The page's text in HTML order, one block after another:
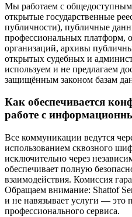
Мы работаем с
открытые государственные
публичности), публичные
профессиональных платформ,
организаций, архивы
открытых судебных и
используем и не предлагаем
защищённым законом базам
Как обеспечивается
работе с
Все коммуникации ведутся
использованием сквозного
исключительно через
обеспечивает полную
взаимодействия. Комиссия
Обращаем внимание: Shattof
и не навязывает услуги — это
профессионального сервиса.